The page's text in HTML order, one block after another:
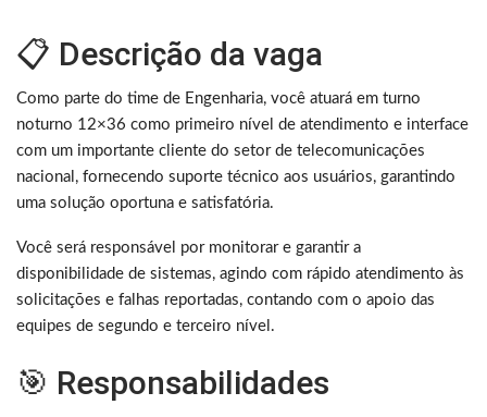
📋 Descrição da vaga
Como parte do time de Engenharia, você atuará em turno
noturno 12×36 como primeiro nível de atendimento e interface
com um importante cliente do setor de telecomunicações
nacional, fornecendo suporte técnico aos usuários, garantindo
uma solução oportuna e satisfatória.
Você será responsável por monitorar e garantir a
disponibilidade de sistemas, agindo com rápido atendimento às
solicitações e falhas reportadas, contando com o apoio das
equipes de segundo e terceiro nível.
🎯 Responsabilidades